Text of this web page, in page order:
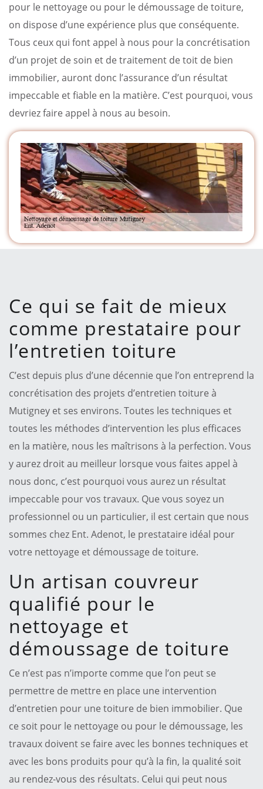
pour le nettoyage ou pour le démoussage de toiture,
on dispose d’une expérience plus que conséquente.
Tous ceux qui font appel à nous pour la concrétisation
d’un projet de soin et de traitement de toit de bien
immobilier, auront donc l’assurance d’un résultat
impeccable et fiable en la matière. C’est pourquoi, vous
devriez faire appel à nous au besoin.
Ce qui se fait de mieux
comme prestataire pour
l’entretien toiture
C’est depuis plus d’une décennie que l’on entreprend la
concrétisation des projets d’entretien toiture à
Mutigney et ses environs. Toutes les techniques et
toutes les méthodes d’intervention les plus efficaces
en la matière, nous les maîtrisons à la perfection. Vous
y aurez droit au meilleur lorsque vous faites appel à
nous donc, c’est pourquoi vous aurez un résultat
impeccable pour vos travaux. Que vous soyez un
professionnel ou un particulier, il est certain que nous
sommes chez Ent. Adenot, le prestataire idéal pour
votre nettoyage et démoussage de toiture.
Un artisan couvreur
qualifié pour le
nettoyage et
démoussage de toiture
Ce n’est pas n’importe comme que l’on peut se
permettre de mettre en place une intervention
d’entretien pour une toiture de bien immobilier. Que
ce soit pour le nettoyage ou pour le démoussage, les
travaux doivent se faire avec les bonnes techniques et
avec les bons produits pour qu’à la fin, la qualité soit
au rendez-vous des résultats. Celui qui peut nous